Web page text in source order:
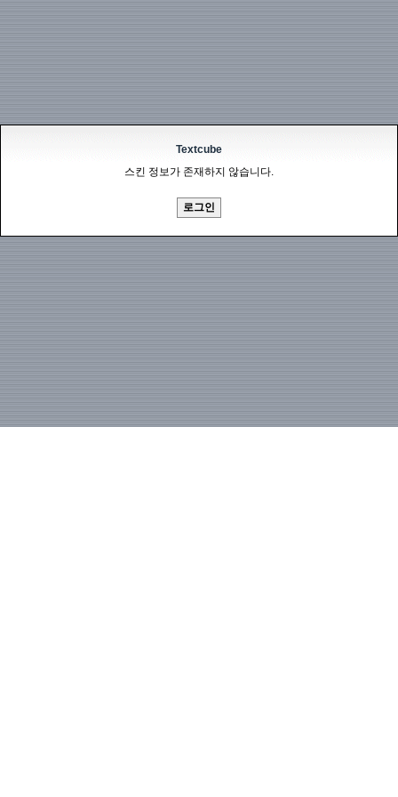
Textcube
스킨 정보가 존재하지 않습니다.